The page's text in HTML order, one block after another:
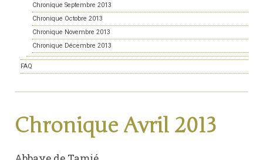
Chronique Septembre 2013
Chronique Octobre 2013
Chronique Novembre 2013
Chronique Décembre 2013
FAQ
Chronique Avril 2013